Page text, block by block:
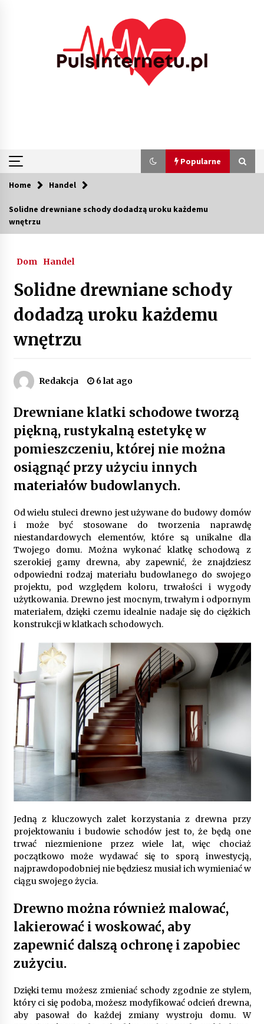
Popularne
Popularne
Poczucie bezpieczeństwa a jasne zasady pracy.
Psychologiczne korzyści z cyfryzacji kadr
4 miesiące ago
Customizacja wnętrza samochodu: Jak
zamontować radio 2DIN i uchwyty na kubki
8 miesięcy ago
Oferta z pojazdami wyposażonymi w kontenery
– nowoczesne rozwiązanie dla logistyki
9 miesięcy ago
skrawaniem – wpływ na żywotność narzędzi i
jakość detali
9 miesięcy ago
Automatyzacja zbierania informacji zwrotnych
– oszczędność czasu dzięki recom system
9 miesięcy ago
Startpolish w praktyce – jak szybko przyswajać
nowy język?
10 miesięcy ago
Zakopane: apartament z basenem dla
wymagających
10 miesięcy ago
Jak wybrać idealny stół do jadalni? poradnik
zakupowy
10 miesięcy ago
Nowoczesne rozwiązania opakowaniowe
dopasowane do potrzeb różnych branż
12 miesięcy ago
Gruntowa czy powietrzna pompa ciepła – co
wybrać do ogrzewania domu?
1 rok ago
Home Handel
Solidne drewniane schody dodadzą uroku każdemu
wnętrzu
Dom Handel
Solidne drewniane schody
dodadzą uroku każdemu
wnętrzu
Redakcja 6 lat ago
Drewniane klatki schodowe tworzą
piękną, rustykalną estetykę w
pomieszczeniu, której nie można
osiągnąć przy użyciu innych
materiałów budowlanych.
Od wielu stuleci drewno jest używane do budowy domów
i może być stosowane do tworzenia naprawdę
niestandardowych elementów, które są unikalne dla
Twojego domu. Można wykonać klatkę schodową z
szerokiej gamy drewna, aby zapewnić, że znajdziesz
odpowiedni rodzaj materiału budowlanego do swojego
projektu, pod względem koloru, trwałości i wygody
użytkowania. Drewno jest mocnym, trwałym i odpornym
materiałem, dzięki czemu idealnie nadaje się do ciężkich
konstrukcji w klatkach schodowych.
Jedną z kluczowych zalet korzystania z drewna przy
projektowaniu i budowie schodów jest to, że będą one
trwać niezmienione przez wiele lat, więc chociaż
początkowo może wydawać się to sporą inwestycją,
najprawdopodobniej nie będziesz musiał ich wymieniać w
ciągu swojego życia.
Drewno można również malować,
lakierować i woskować, aby
zapewnić dalszą ochronę i zapobiec
zużyciu.
Dzięki temu możesz zmieniać schody zgodnie ze stylem,
który ci się podoba, możesz modyfikować odcień drewna,
aby pasował do każdej zmiany wystroju domu. W